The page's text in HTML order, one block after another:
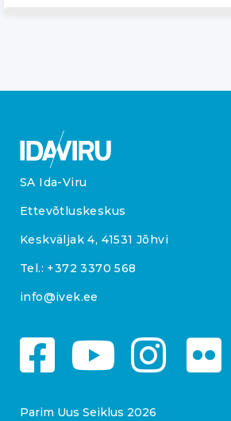
SA Ida-Viru
Ettevõtluskeskus
Keskväljak 4, 41531 Jõhvi
Tel.: +372 3370 568
info@ivek.ee
Parim Uus Seiklus 2026